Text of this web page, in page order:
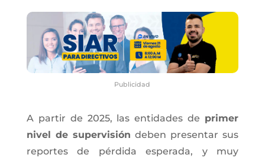
Publicidad
A partir de 2025, las entidades de primer
nivel de supervisión deben presentar sus
reportes de pérdida esperada, y muy